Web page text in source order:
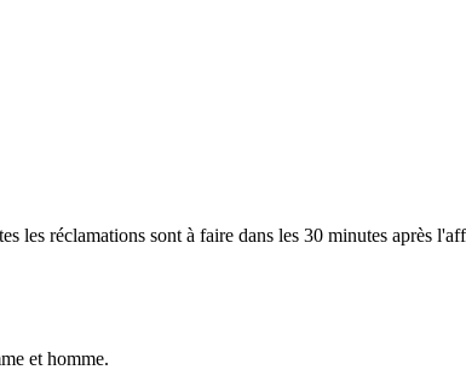
les réclamations sont à faire dans les 30 minutes après
et homme.